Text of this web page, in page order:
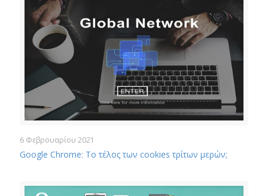
6 Φεβρουαρίου 2021
Google Chrome: Το τέλος των cookies τρίτων μερών;